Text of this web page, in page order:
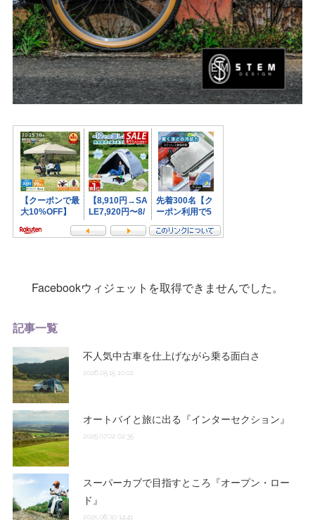
Facebookウィジェットを取得できませんでした。
記事一覧
不人気中古車を仕上げながら乗る面白さ
2026.05.15 10:02
オートバイと旅に出る『インターセクション』
2025.07.02 02:35
スーパーカブで目指すところ『オープン・ロー
ド』
2025.06.30 14:41